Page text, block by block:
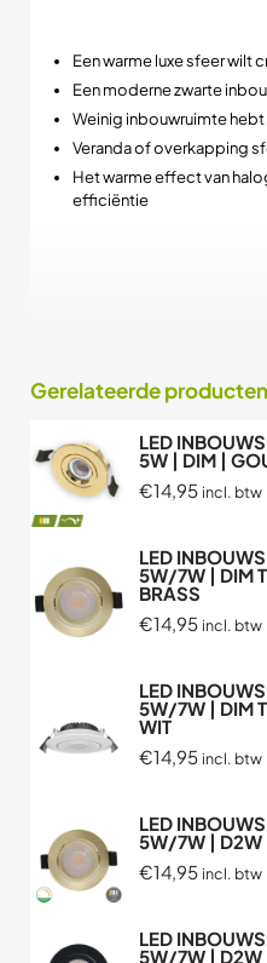
Een warme luxe sfeer wilt
Een moderne zwarte
Weinig inbouwruimte hebt
Veranda of overkapping
Het warme effect van
efficiëntie
Gerelateerde producten
LED
5W | DIM |
€14,95 incl. btw
LED
5W/7W | DIM
BRASS
€14,95 incl. btw
LED
5W/7W | DIM
WIT
€14,95 incl. btw
LED
5W/7W | D2W
€14,95 incl. btw
LED
5W/7W | D2W